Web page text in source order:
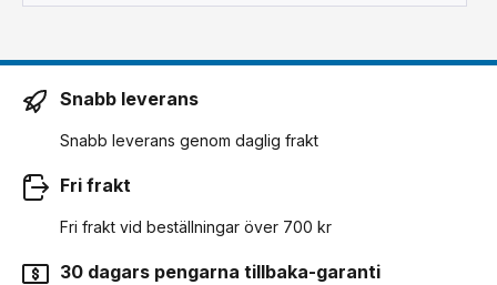
Snabb leverans
Snabb leverans genom daglig frakt
Fri frakt
Fri frakt vid beställningar över 700 kr
30 dagars pengarna tillbaka-garanti